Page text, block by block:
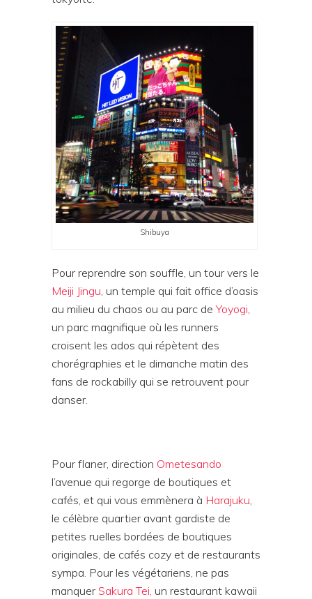
Shibuya
Pour reprendre son souffle, un tour vers le
Meiji Jingu, un temple qui fait office d’oasis
au milieu du chaos ou au parc deYoyogi,
un parc magnifique où les runners
croisent les ados qui répètent des
chorégraphies et le dimanche matin des
fans de rockabilly qui se retrouvent pour
danser.
Pour flaner, direction Ometesando
l’avenue qui regorge de boutiques et
cafés, et qui vous emmènera à Harajuku,
le célèbre quartier avant gardiste de
petites ruelles bordées de boutiques
originales, de cafés cozy et de restaurants
sympa. Pour les végétariens, ne pas
manquer Sakura Tei, un restaurant kawaii